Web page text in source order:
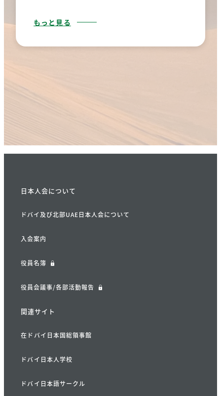
もっと見る
日本人会について
ドバイ及び北部UAE日本人会について
入会案内
役員名簿
役員会議事/各部活動報告
関連サイト
在ドバイ日本国総領事館
ドバイ日本人学校
ドバイ日本語サークル